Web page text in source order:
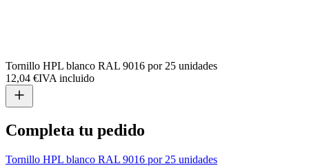
Tornillo HPL blanco RAL 9016 por 25 unidades
12,04 €IVA incluido
Completa tu pedido
Tornillo HPL blanco RAL 9016 por 25 unidades